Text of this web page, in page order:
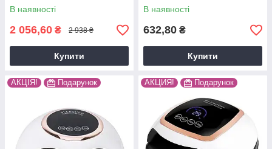
косметології.(750 мм)
В наявності
2 056,60 ₴ 2 938 ₴
Купити
В наявності
632,80 ₴
Купити
АКЦІЯ! Подарунок АКЦИЯ! Подарунок